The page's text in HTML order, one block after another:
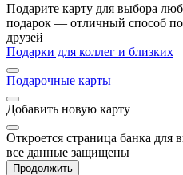
Подарите карту для выбора
подарок — отличный способ
друзей
Подарки для коллег и близких
Подарочные карты
Добавить новую карту
Откроется страница банка для
все данные защищены
Продолжить